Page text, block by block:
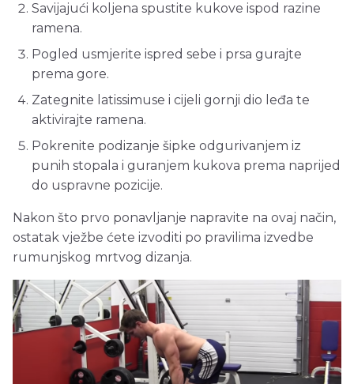
Savijajući koljena spustite kukove ispod razine
ramena.
Pogled usmjerite ispred sebe i prsa gurajte
prema gore.
Zategnite latissimuse i cijeli gornji dio leđa te
aktivirajte ramena.
Pokrenite podizanje šipke odgurivanjem iz
punih stopala i guranjem kukova prema naprijed
do uspravne pozicije.
Nakon što prvo ponavljanje napravite na ovaj način,
ostatak vježbe ćete izvoditi po pravilima izvedbe
rumunjskog mrtvog dizanja.